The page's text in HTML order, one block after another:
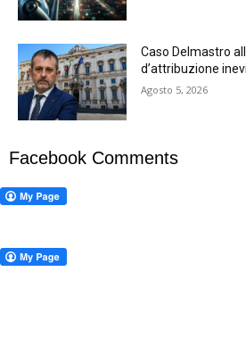
Caso Delmastro
d’attribuzione
Agosto 5, 2026
Facebook Comments